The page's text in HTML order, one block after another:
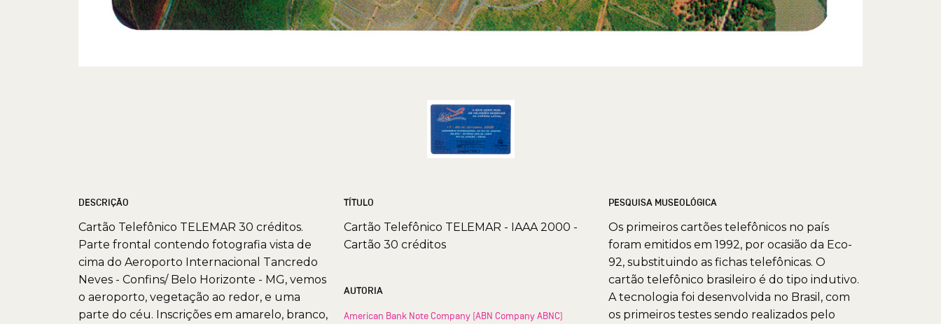
DESCRIÇÃO
Cartão Telefônico TELEMAR 30 créditos.
Parte frontal contendo fotografia vista de
cima do Aeroporto Internacional Tancredo
Neves - Confins/ Belo Horizonte - MG, vemos
o aeroporto, vegetação ao redor, e uma
parte do céu. Inscrições em amarelo, branco,
TÍTULO
Cartão Telefônico TELEMAR - IAAA 2000 -
Cartão 30 créditos
AUTORIA
American Bank Note Company (ABN Company ABNC)
PESQUISA MUSEOLÓGICA
Os primeiros cartões telefônicos no país
foram emitidos em 1992, por ocasião da Eco-
92, substituindo as fichas telefônicas. O
cartão telefônico brasileiro é do tipo indutivo.
A tecnologia foi desenvolvida no Brasil, com
os primeiros testes sendo realizados pelo